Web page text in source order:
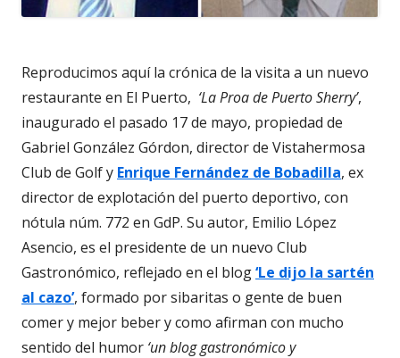
Reproducimos aquí la crónica de la visita a un nuevo
restaurante en El Puerto, ‘La Proa de Puerto Sherry’,
inaugurado el pasado 17 de mayo, propiedad de
Gabriel González Górdon, director de Vistahermosa
Club de Golf y Enrique Fernández de Bobadilla, ex
director de explotación del puerto deportivo, con
nótula núm. 772 en GdP. Su autor, Emilio López
Asencio, es el presidente de un nuevo Club
Gastronómico, reflejado en el blog‘Le dijo la sartén
al cazo’, formado por sibaritas o gente de buen
comer y mejor beber y como afirman con mucho
sentido del humor ‘un blog gastronómico y